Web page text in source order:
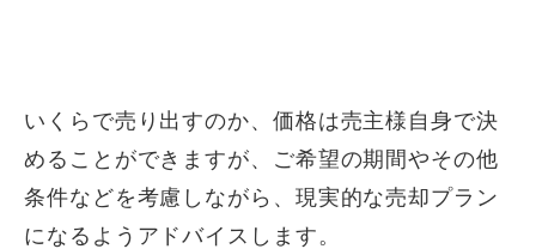
いくらで売り出すのか、価格は売主様自身で決
めることができますが、ご希望の期間やその他
条件などを考慮しながら、現実的な売却プラン
になるようアドバイスします。